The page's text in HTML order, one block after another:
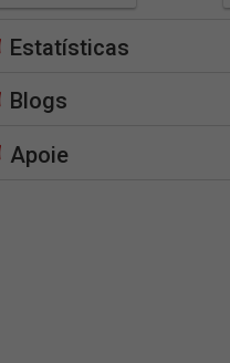
Estatísticas
Blogs
Apoie